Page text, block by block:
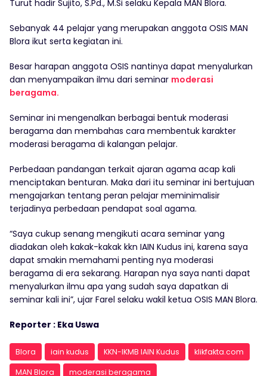
Turut hadir Sujito, S.Pd., M.Si selaku Kepala MAN Blora.
Sebanyak 44 pelajar yang merupakan anggota OSIS MAN
Blora ikut serta kegiatan ini.
Besar harapan anggota OSIS nantinya dapat menyalurkan
dan menyampaikan ilmu dari seminar moderasi
beragama.
Seminar ini mengenalkan berbagai bentuk moderasi
beragama dan membahas cara membentuk karakter
moderasi beragama di kalangan pelajar.
Perbedaan pandangan terkait ajaran agama acap kali
menciptakan benturan. Maka dari itu seminar ini bertujuan
mengajarkan tentang peran pelajar meminimalisir
terjadinya perbedaan pendapat soal agama.
“Saya cukup senang mengikuti acara seminar yang
diadakan oleh kakak-kakak kkn IAIN Kudus ini, karena saya
dapat smakin memahami penting nya moderasi
beragama di era sekarang. Harapan nya saya nanti dapat
menyalurkan ilmu apa yang sudah saya dapatkan di
seminar kali ini”, ujar Farel selaku wakil ketua OSIS MAN Blora.
Reporter : Eka Uswa
Blora iain kudus KKN-IKMB IAIN Kudus
klikfakta.com
MAN Blora
moderasi beragama